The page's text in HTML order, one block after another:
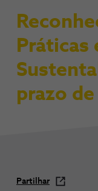
Práticas
prazo
Partilhar